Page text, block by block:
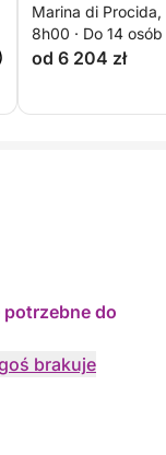
Corricella/
Acquamorta-
Marina di Procida,
8h00 · Do 14 osób
od 6 204 zł
potrzebne do
brakuje